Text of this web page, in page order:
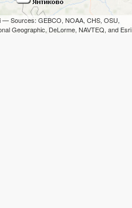
— Sources: GEBCO, NOAA, CHS, OSU,
Geographic, DeLorme, NAVTEQ, and Esri